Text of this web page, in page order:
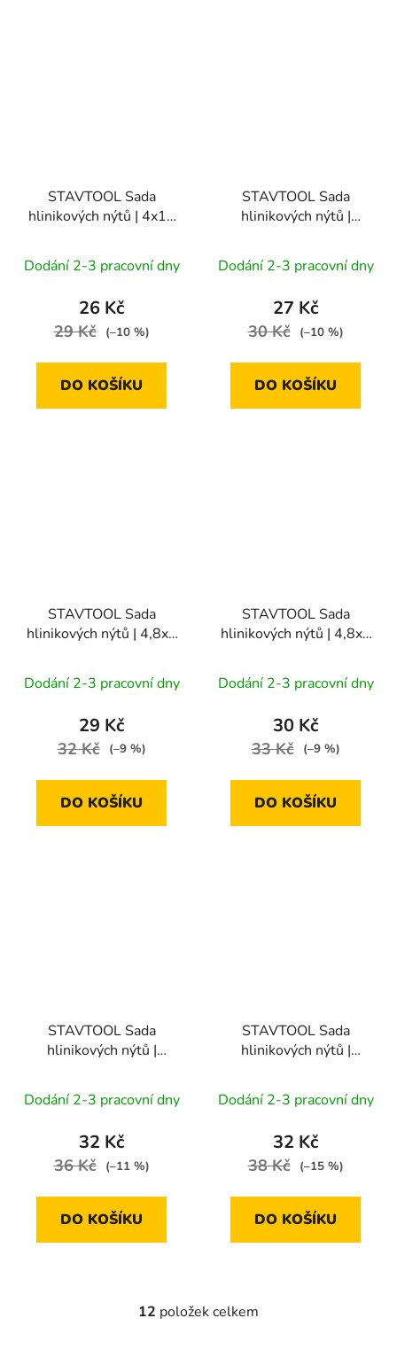
STAVTOOL Sada
hlinikových nýtů | 4x10
Dodání 2-3 pracovní dny
26 Kč
29 Kč (–10 %)
DO KOŠÍKU
STAVTOOL Sada
hlinikových nýtů |
Dodání 2-3 pracovní dny
27 Kč
30 Kč (–10 %)
DO KOŠÍKU
STAVTOOL Sada
hlinikových nýtů | 4,8x6
Dodání 2-3 pracovní dny
29 Kč
32 Kč (–9 %)
DO KOŠÍKU
STAVTOOL Sada
hlinikových nýtů | 4,8x8
Dodání 2-3 pracovní dny
30 Kč
33 Kč (–9 %)
DO KOŠÍKU
STAVTOOL Sada
hlinikových nýtů |
Dodání 2-3 pracovní dny
32 Kč
36 Kč (–11 %)
DO KOŠÍKU
STAVTOOL Sada
hlinikových nýtů |
(1bal/50ks)
Dodání 2-3 pracovní dny
32 Kč
38 Kč (–15 %)
DO KOŠÍKU
O
12 položek celkem